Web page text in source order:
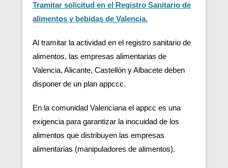
Tramitar solicitud en el Registro Sanitario de
alimentos y bebidas de Valencia.
Al tramitar la actividad en el registro sanitario de
alimentos, las empresas alimentarias de
Valencia, Alicante, Castellón y Albacete deben
disponer de un plan appccc.
En la comunidad Valenciana el appcc es una
exigencia para garantizar la inocuidad de los
alimentos que distribuyen las empresas
alimentarias (manipuladores de alimentos).